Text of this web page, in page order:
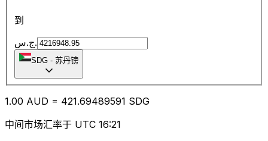
到
ج.س.
SDG - 苏丹镑
1.00 AUD = 421.69489591 SDG
中间市场汇率于 UTC 16:21